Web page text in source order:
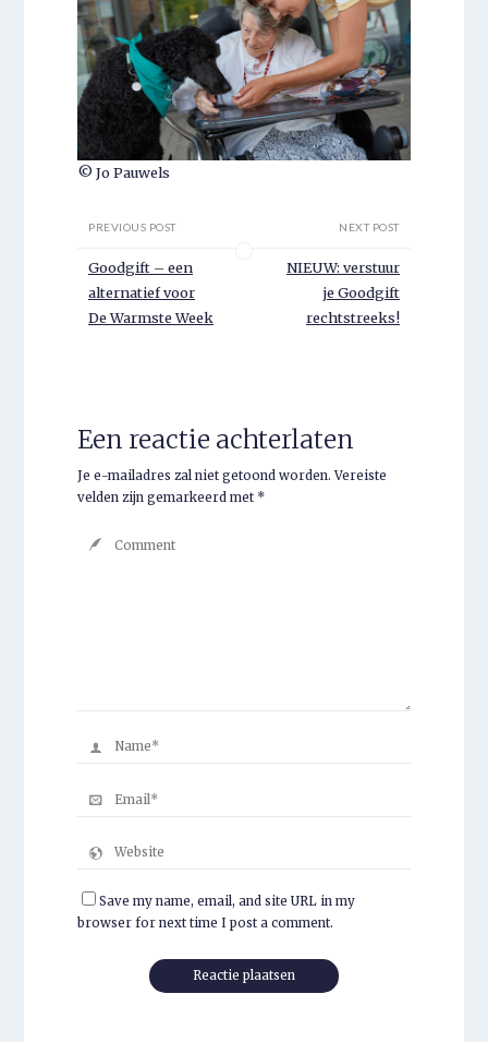
© Jo Pauwels
PREVIOUS POST
Goodgift – een
alternatief voor
De Warmste Week
NEXT POST
NIEUW: verstuur
je Goodgift
rechtstreeks!
Een reactie achterlaten
Je e-mailadres zal niet getoond worden. Vereiste
velden zijn gemarkeerd met *
Save my name, email, and site URL in my
browser for next time I post a comment.